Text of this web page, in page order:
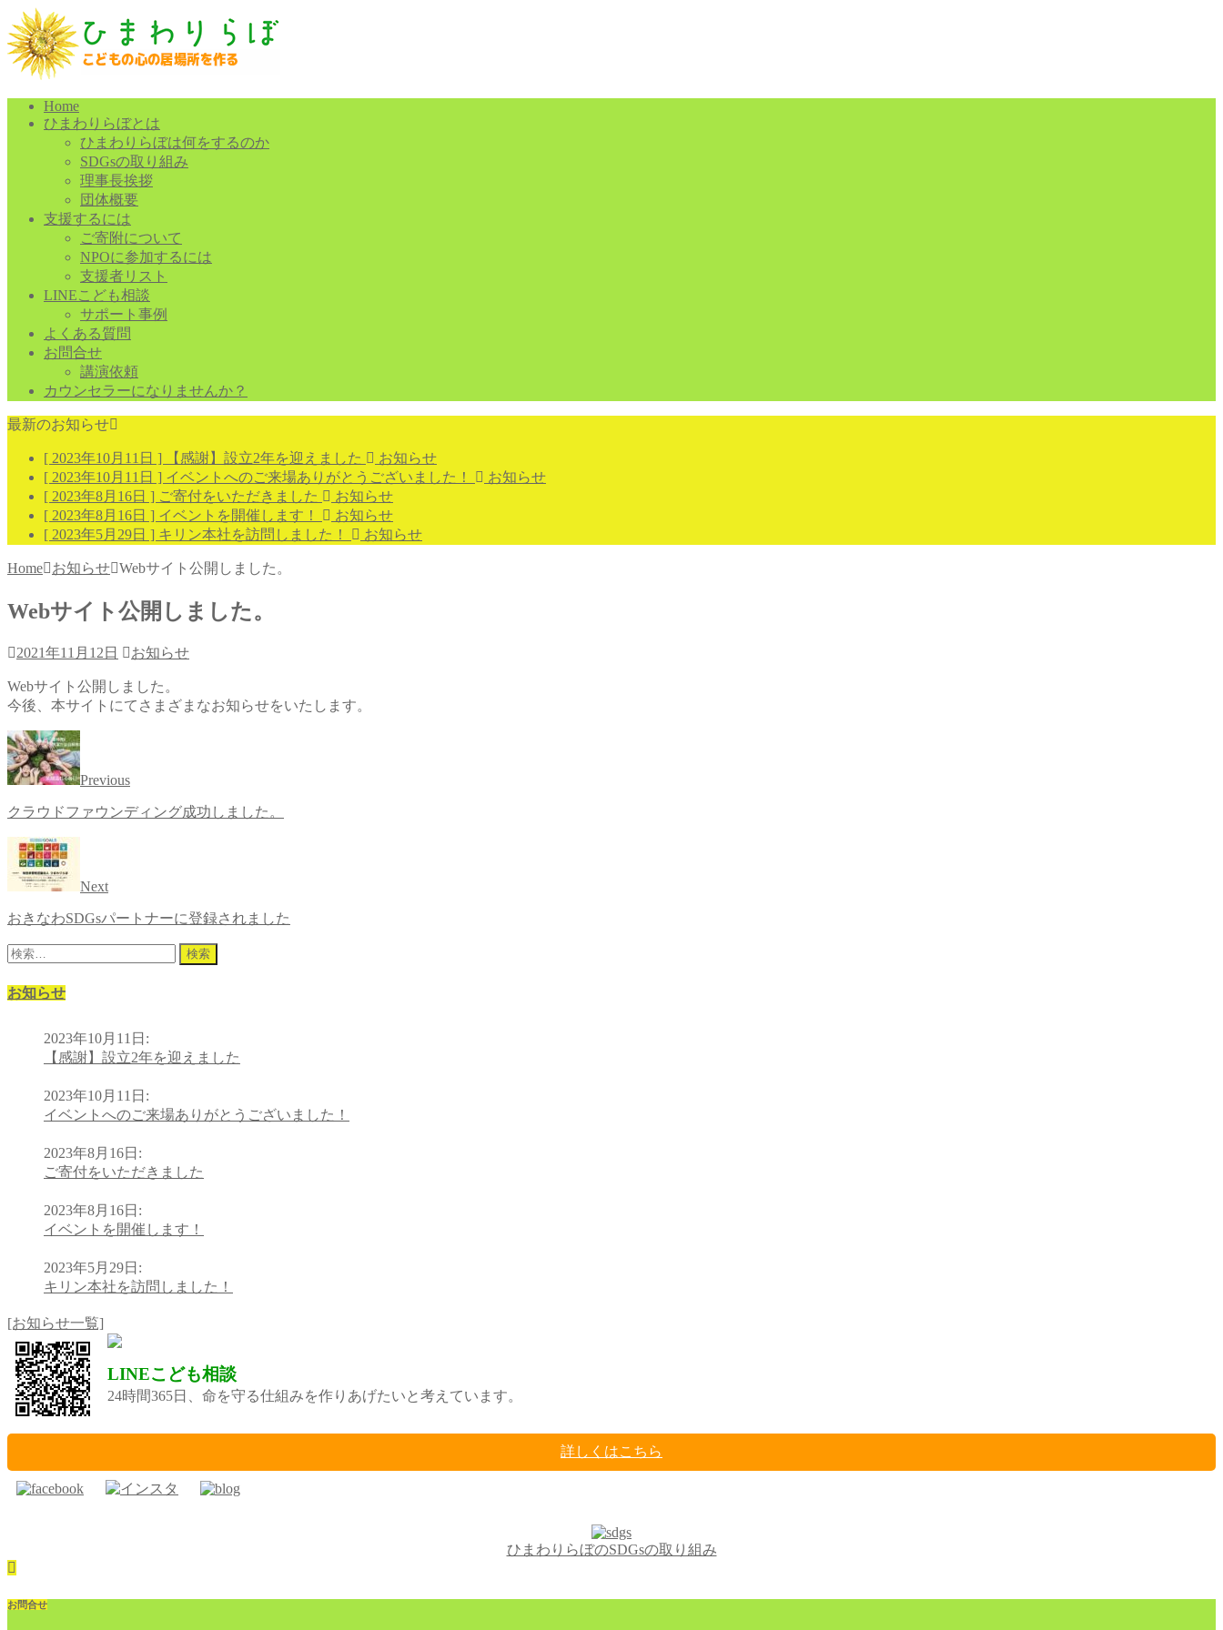
Home
ひまわりらぼとは
ひまわりらぼは何をするのか
SDGsの取り組み
理事長挨拶
団体概要
支援するには
ご寄附について
NPOに参加するには
支援者リスト
LINEこども相談
サポート事例
よくある質問
お問合せ
講演依頼
カウンセラーになりませんか？
最新のお知らせ
[ 2023年10月11日 ] 【感謝】設立2年を迎えました
お知らせ
[ 2023年10月11日 ] イベントへのご来場ありがとうございました！
お知らせ
[ 2023年8月16日 ] ご寄付をいただきました
お知らせ
[ 2023年8月16日 ] イベントを開催します！
お知らせ
[ 2023年5月29日 ] キリン本社を訪問しました！ お知らせ
Home お知らせ Webサイト公開しました。
Webサイト公開しました。
2021年11月12日 お知らせ
Webサイト公開しました。
今後、本サイトにてさまざまなお知らせをいたします。
Previous
クラウドファウンディング成功しました。
Next
おきなわSDGsパートナーに登録されました
検
お知らせ
2023年10月11日 :
【感謝】設立2年を迎えました
2023年10月11日 :
イベントへのご来場ありがとうございました！
2023年8月16日 :
ご寄付をいただきました
2023年8月16日 :
イベントを開催します！
2023年5月29日 :
キリン本社を訪問しました！
[お知らせ一覧]
LINEこども相談
24時間365日、命を守る仕組みを作りあげたいと考えています。
詳しくはこちら
ひまわりらぼのSDGsの取り組み
お問合せ